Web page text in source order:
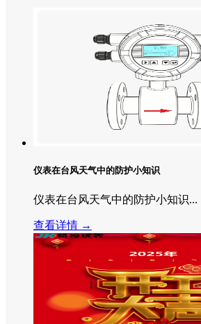
仪表在台风天气中的防护小知识
仪表在台风天气中的防护小知识...
查看详情 →